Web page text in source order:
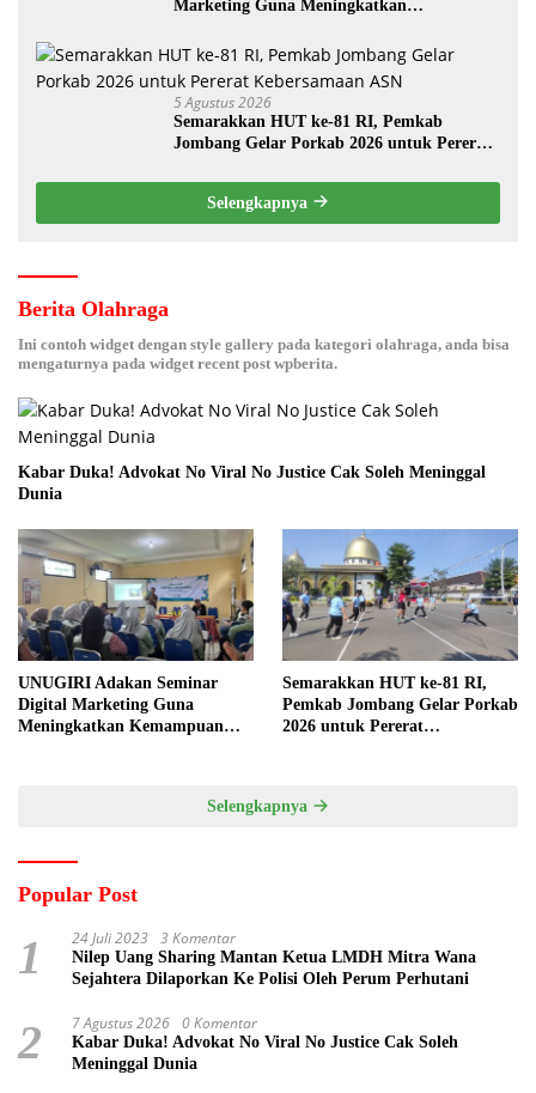
Marketing Guna Meningkatkan
Desa Prangi
5 Agustus 2026
Semarakkan HUT ke-81 RI, Pemkab
Jombang Gelar Porkab 2026 untuk Pererat
Selengkapnya
Berita Olahraga
Ini contoh widget dengan style gallery pada kategori olahraga, anda bisa
mengaturnya pada widget recent post wpberita.
Kabar Duka! Advokat No Viral No Justice Cak Soleh Meninggal
Dunia
UNUGIRI Adakan Seminar
Digital Marketing Guna
Meningkatkan Kemampuan
Semarakkan HUT ke-81 RI,
Pemkab Jombang Gelar Porkab
2026 untuk Pererat
Selengkapnya
Popular Post
1 24 Juli 2023 3 Komentar
Nilep Uang Sharing Mantan Ketua LMDH Mitra Wana
Sejahtera Dilaporkan Ke Polisi Oleh Perum Perhutani
2 7 Agustus 2026 0 Komentar
Kabar Duka! Advokat No Viral No Justice Cak Soleh
Meninggal Dunia